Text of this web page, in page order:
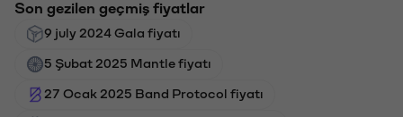
Son gezilen geçmiş fiyatlar
9 july 2024 Gala fiyatı
5 Şubat 2025 Mantle fiyatı
27 Ocak 2025 Band Protocol fiyatı